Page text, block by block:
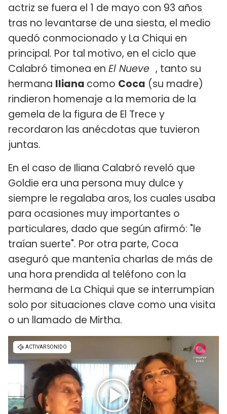
actriz se fuera el 1 de mayo con 93 años
tras no levantarse de una siesta, el medio
quedó conmocionado y La Chiqui en
principal. Por tal motivo, en el ciclo que
Calabró timonea en El Nueve , tanto su
hermana Iliana como Coca (su madre)
rindieron homenaje a la memoria de la
gemela de la figura de El Trece y
recordaron las anécdotas que tuvieron
juntas.
En el caso de Iliana Calabró reveló que
Goldie era una persona muy dulce y
siempre le regalaba aros, los cuales usaba
para ocasiones muy importantes o
particulares, dado que según afirmó: "le
traían suerte". Por otra parte, Coca
aseguró que mantenía charlas de más de
una hora prendida al teléfono con la
hermana de La Chiqui que se interrumpían
solo por situaciones clave como una visita
o un llamado de Mirtha.